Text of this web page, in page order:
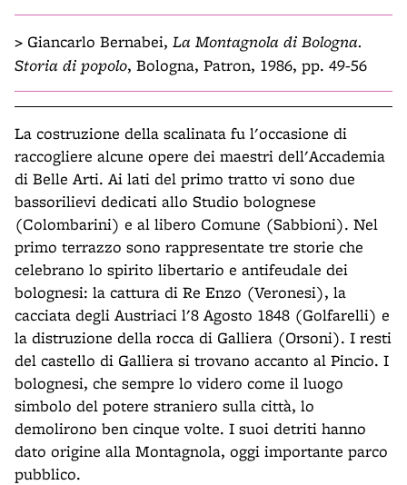
> Giancarlo Bernabei, La Montagnola di Bologna.
Storia di popolo, Bologna, Patron, 1986, pp. 49-56
La costruzione della scalinata fu l'occasione di
raccogliere alcune opere dei maestri dell'Accademia
di Belle Arti. Ai lati del primo tratto vi sono due
bassorilievi dedicati allo Studio bolognese
(Colombarini) e al libero Comune (Sabbioni). Nel
primo terrazzo sono rappresentate tre storie che
celebrano lo spirito libertario e antifeudale dei
bolognesi: la cattura di Re Enzo (Veronesi), la
cacciata degli Austriaci l'8 Agosto 1848 (Golfarelli) e
la distruzione della rocca di Galliera (Orsoni). I resti
del castello di Galliera si trovano accanto al Pincio. I
bolognesi, che sempre lo videro come il luogo
simbolo del potere straniero sulla città, lo
demolirono ben cinque volte. I suoi detriti hanno
dato origine alla Montagnola, oggi importante parco
pubblico.